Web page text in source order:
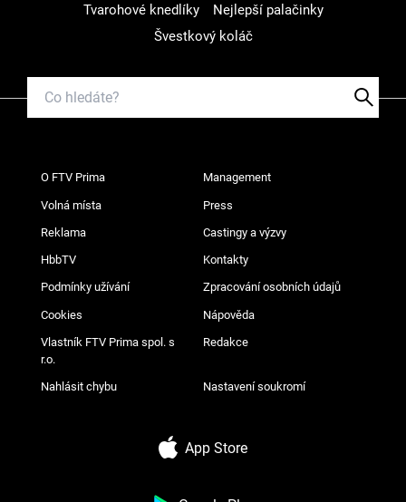
Tvarohové knedlíky
Nejlepší palačinky
Švestkový koláč
O FTV Prima Management
Volná místa Press
Reklama Castingy a výzvy
HbbTV Kontakty
Podmínky užívání Zpracování osobních údajů
Cookies Nápověda
Vlastník FTV Prima spol. s
r.o.
Redakce
Nahlásit chybu Nastavení soukromí
App Store